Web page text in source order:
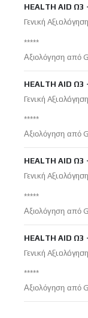
HEALTH AID
Γενική Αξιολόγηση
*****
Αξιολόγηση από
HEALTH AID
Γενική Αξιολόγηση
*****
Αξιολόγηση από
HEALTH AID
Γενική Αξιολόγηση
*****
Αξιολόγηση από
HEALTH AID
Γενική Αξιολόγηση
*****
Αξιολόγηση από